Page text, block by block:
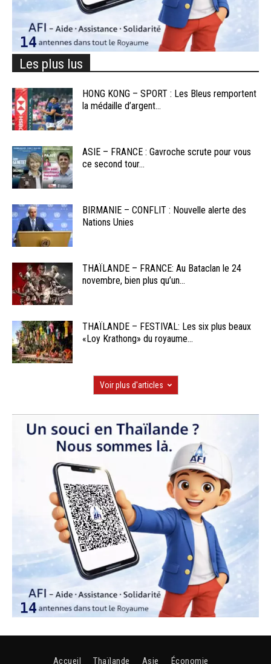
Les plus lus
HONG KONG – SPORT : Les Bleus remportent
la médaille d’argent...
ASIE – FRANCE : Gavroche scrute pour vous
ce second tour...
BIRMANIE – CONFLIT : Nouvelle alerte des
Nations Unies
THAÏLANDE – FRANCE: Au Bataclan le 24
novembre, bien plus qu’un...
THAÏLANDE – FESTIVAL: Les six plus beaux
«Loy Krathong» du royaume...
Voir plus d'articles
Accueil Thaïlande Asie Économie